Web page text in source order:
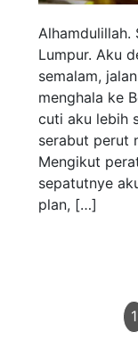
Alhamdulillah.
Lumpur. Aku
semalam,
menghala ke
cuti aku lebih
serabut perut
Mengikut
sepatutnye
plan, […]
1